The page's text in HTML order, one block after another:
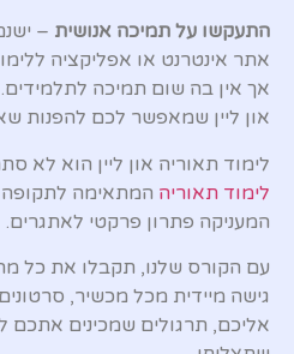
התעקשו על תמיכה אנושית –
אתר אינטרנט או אפליקציה
אך אין בה שום תמיכה
און ליין שמאפשר לכם להפנות
לימוד תאוריה און ליין הוא לא
לימוד תאוריה המתאימה לתקופה
המעניקה פתרון פרקטי לאתגרים.
עם הקורס שלנו, תקבלו את כל
גישה מיידית מכל מכשיר,
אליכם, תרגולים שמכינים אתכם